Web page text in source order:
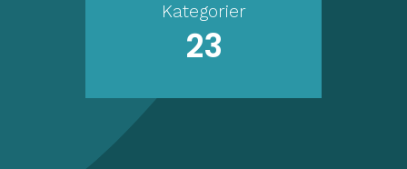
Kategorier
23